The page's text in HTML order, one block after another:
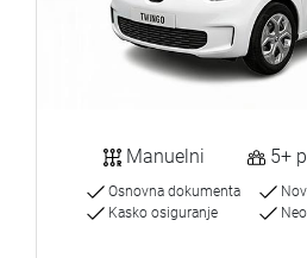
Manuelni 5+
Osnovna dokumenta
Kasko osiguranje